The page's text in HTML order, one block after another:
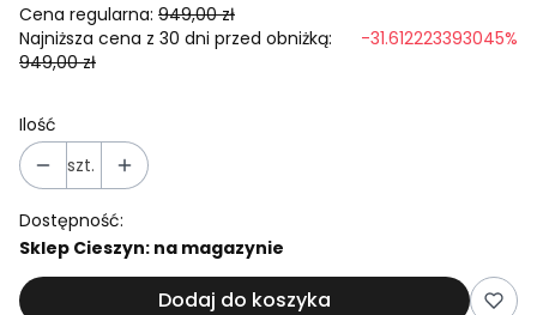
Cena regularna: 949,00 zł
Najniższa cena z 30 dni przed obniżką:
949,00 zł
-31.612223393045%
Ilość
szt.
Dostępność:
Sklep Cieszyn: na magazynie
Dodaj do koszyka